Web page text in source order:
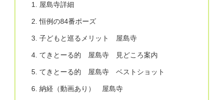
屋島寺詳細
恒例の84番ポーズ
子どもと巡るメリット 屋島寺
てきとーる的 屋島寺 見どころ案内
てきとーる的 屋島寺 ベストショット
納経（動画あり） 屋島寺